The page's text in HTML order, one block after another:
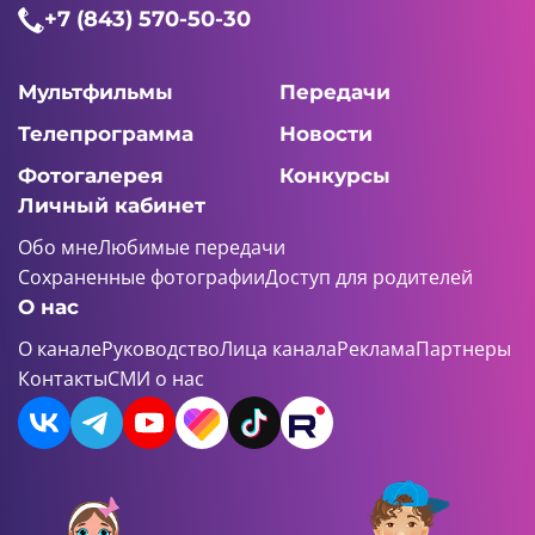
+7 (843) 570-50-30
Мультфильмы
Передачи
Телепрограмма
Новости
Фотогалерея
Конкурсы
Личный кабинет
Обо мнеЛюбимые передачи
Сохраненные фотографииДоступ для родителей
О нас
О каналеРуководствоЛица каналаРекламаПартнеры
КонтактыСМИ о нас